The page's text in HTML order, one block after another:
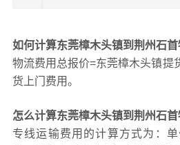
如何计算东莞樟木头镇到荆州石首
物流费用总报价=东莞樟木头镇提
货上门费用。
怎么计算东莞樟木头镇到荆州石首
专线运输费用的计算方式为：